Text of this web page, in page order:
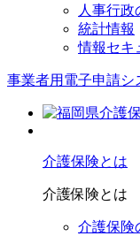
人事行政
統計情報
情報セキ
事業者用電子申請シ
介護保険とは
介護保険とは
介護保険